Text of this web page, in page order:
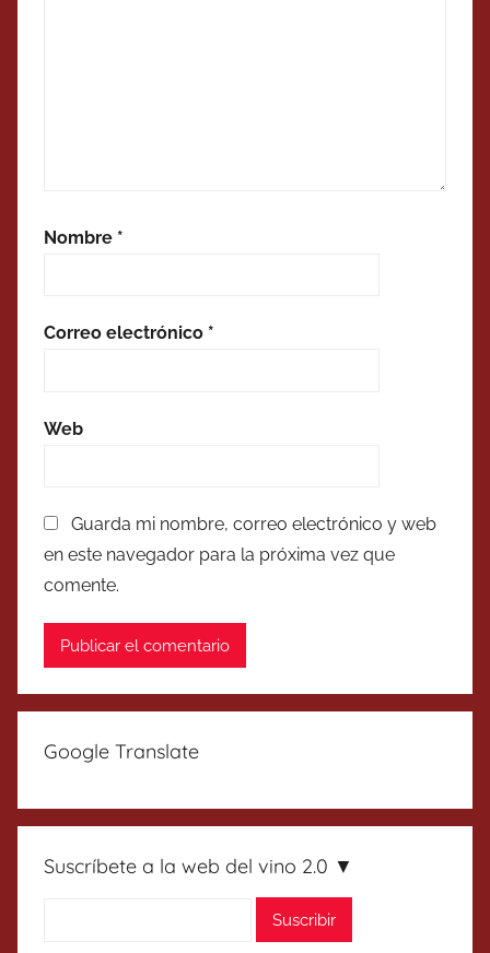
Nombre *
Correo electrónico *
Web
Guarda mi nombre, correo electrónico y web
en este navegador para la próxima vez que
comente.
Google Translate
Suscríbete a la web del vino 2.0 ▼